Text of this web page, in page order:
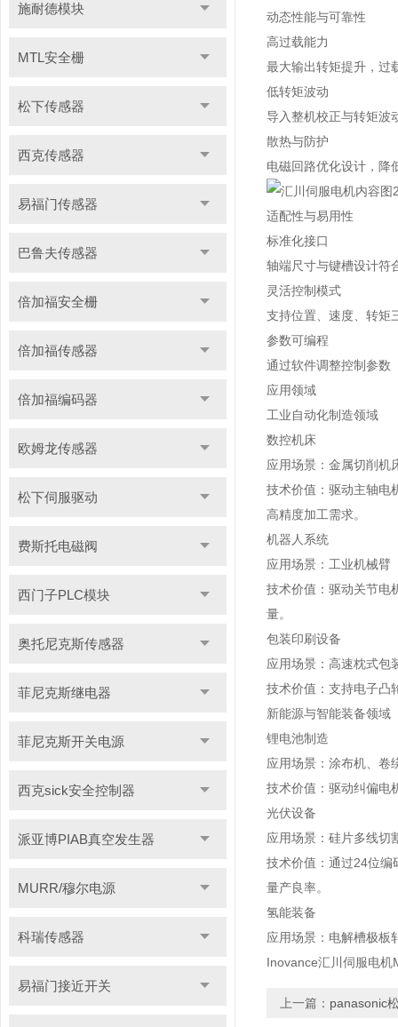
施耐德模块
MTL安全栅
松下传感器
西克传感器
易福门传感器
巴鲁夫传感器
倍加福安全栅
倍加福传感器
倍加福编码器
欧姆龙传感器
松下伺服驱动
费斯托电磁阀
西门子PLC模块
奥托尼克斯传感器
菲尼克斯继电器
菲尼克斯开关电源
西克sick安全控制器
派亚博PIAB真空发生器
MURR/穆尔电源
科瑞传感器
易福门接近开关
动态性能与可靠性
高过载能力
最大输出转矩提升，过
低转矩波动
导入整机校正与转矩波
散热与防护
电磁回路优化设计，降
适配性与易用性
标准化接口
轴端尺寸与键槽设计符
灵活控制模式
支持位置、速度、转矩
参数可编程
通过软件调整控制参数
应用领域
工业自动化制造领域
数控机床
应用场景：金属切削机
技术价值：驱动主轴电
高精度加工需求。
机器人系统
应用场景：工业机械臂
技术价值：驱动关节电
量。
包装印刷设备
应用场景：高速枕式包
技术价值：支持电子凸
新能源与智能装备领域
锂电池制造
应用场景：涂布机、卷
技术价值：驱动纠偏电
光伏设备
应用场景：硅片多线切
技术价值：通过24位编
量产良率。
氢能装备
应用场景：电解槽极板
Inovance汇川伺服电机
上一篇： panasonic